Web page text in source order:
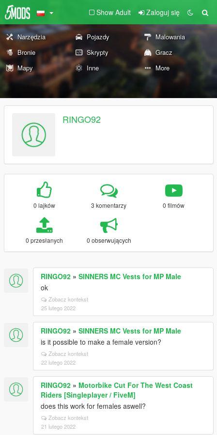
Show Adult Zaloguj się
Narzędzia Pojazdy
Malowania
Bronie
Skrypty
Gracz
Mapy
Inne More
RINGO92
0 lajków 3 komentarzy 0 filmów
0 przesłanych 0 obserwujących
RINGO92 » SINNERS MC Vests for MP Male
ok
Zobacz kontekst
25 lutego 2022
RINGO92 » SINNERS MC Vests for MP Male
is it possible to make a female version?
Zobacz kontekst
22 lutego 2022
RINGO92 » Motorbike Cut For The West Coast
Riders [Singleplayer / FiveM]
does this work for females aswell?
Zobacz kontekst
21 lutego 2022